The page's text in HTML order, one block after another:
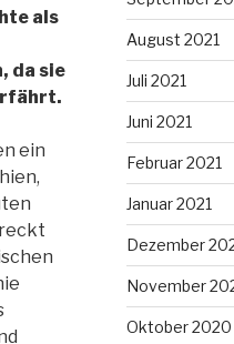
als
da sie
ein
August 2021
Juli 2021
Juni 2021
Februar 2021
Januar 2021
Dezember
November
Oktober 2020